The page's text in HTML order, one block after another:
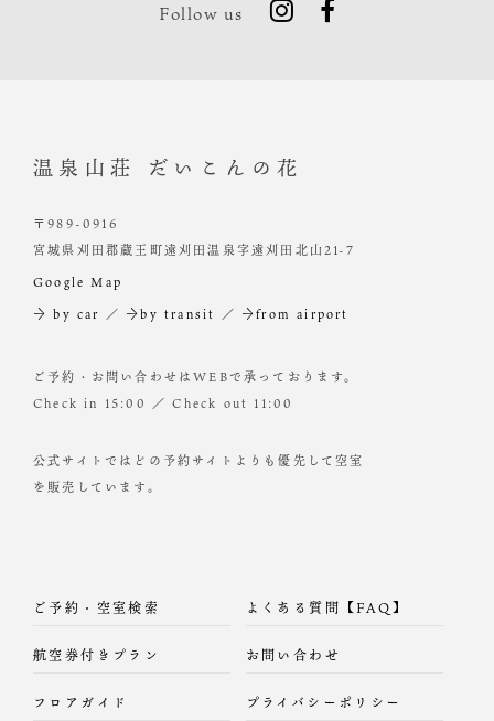
Follow us
温泉山荘 だいこんの花
〒989-0916
宮城県刈田郡蔵王町遠刈田温泉字遠刈田北山21-7
Google Map
→ by car ／ →by transit ／ →from airport
ご予約・お問い合わせはWEBで承っております。
Check in 15:00 ／ Check out 11:00
公式サイトではどの予約サイトよりも優先して空室
を販売しています。
ご予約・空室検索
航空券付きプラン
フロアガイド
よくある質問【FAQ】
お問い合わせ
プライバシーポリシー